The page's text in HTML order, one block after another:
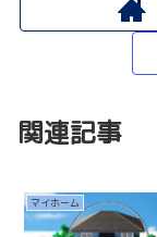
関連記事
マイホーム